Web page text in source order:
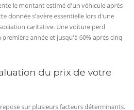
le montant estimé d'un véhicule après
donnée s'avère essentielle lors d'une
caritative. Une voiture perd
année et jusqu'à 60% après cinq
du prix de votre
sur plusieurs facteurs déterminants.